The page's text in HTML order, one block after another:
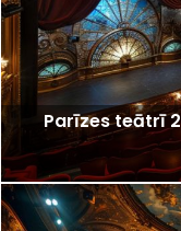
Parīzes teātrī